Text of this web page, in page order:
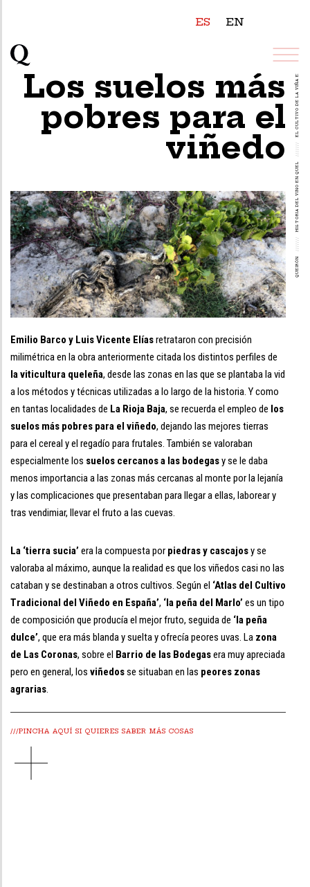
ES EN
QUEIRÓN
///////
HISTORIA DEL VINO EN QUEL
///////
EL CULTIVO DE LA VIÑA EN QUEL
Los suelos más
pobres para el
viñedo
Emilio Barco y Luis Vicente Elíasretrataron con precisión
milimétrica en la obra anteriormente citada los distintos perfiles de
la viticultura queleña, desde las zonas en las que se plantaba la vid
a los métodos y técnicas utilizadas a lo largo de la historia. Y como
en tantas localidades de La Rioja Baja, se recuerda el empleo de los
suelos más pobres para el viñedo, dejando las mejores tierras
para el cereal y el regadío para frutales. También se valoraban
especialmente los suelos cercanos a las bodegasy se le daba
menos importancia a las zonas más cercanas al monte por la lejanía
y las complicaciones que presentaban para llegar a ellas, laborear y
tras vendimiar, llevar el fruto a las cuevas.
La ‘tierra sucia’ era la compuesta por piedras y cascajosy se
valoraba al máximo, aunque la realidad es que los viñedos casi no las
cataban y se destinaban a otros cultivos. Según el ‘Atlas del Cultivo
Tradicional del Viñedo en España’, ‘la peña del Marlo’ es un tipo
de composición que producía el mejor fruto, seguida de ‘la peña
dulce’, que era más blanda y suelta y ofrecía peores uvas. La zona
de Las Coronas, sobre el Barrio de las Bodegasera muy apreciada
pero en general, los viñedosse situaban en las peores zonas
agrarias.
///PINCHA AQUÍ SI QUIERES SABER MÁS COSAS